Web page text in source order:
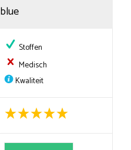
Stoffen
Medisch
Kwaliteit